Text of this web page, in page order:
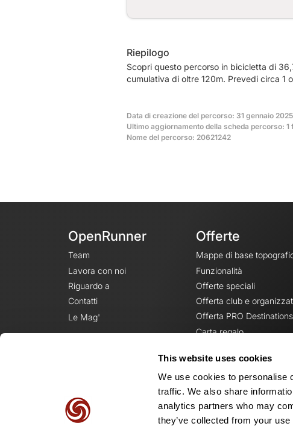
This website uses cookies
We use cookies to personalise
traffic. We also share
analytics partners who may
they’ve collected from your
Riepilogo
Scopri questo percorso in bicicletta di
cumulativa di oltre 120m. Prevedi circa 1
Data di creazione del percorso: 31 gennaio
Ultimo aggiornamento della scheda percorso:
Nome del percorso: 20621242
OpenRunner
Team
Lavora con noi
Riguardo a
Contatti
Le Mag'
Offerte
Mappe di base
Funzionalità
Offerte speciali
Offerta club e
Offerta PRO Destinations
Carta regalo